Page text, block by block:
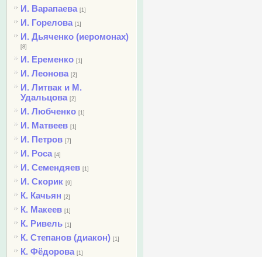
И. Варапаева [1]
И. Горелова [1]
И. Дьяченко (иеромонах)
[8]
И. Еременко [1]
И. Леонова [2]
И. Литвак и М.
Удальцова [2]
И. Любченко [1]
И. Матвеев [1]
И. Петров [7]
И. Роса [4]
И. Семендяев [1]
И. Скорик [9]
К. Качьян [2]
К. Макеев [1]
К. Ривель [1]
К. Степанов (диакон) [1]
К. Фёдорова [1]